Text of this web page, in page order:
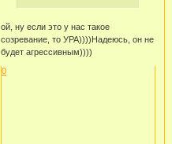
ой, ну если это у нас такое
созревание, то УРА))))Надеюсь, он не
будет агрессивным))))
0